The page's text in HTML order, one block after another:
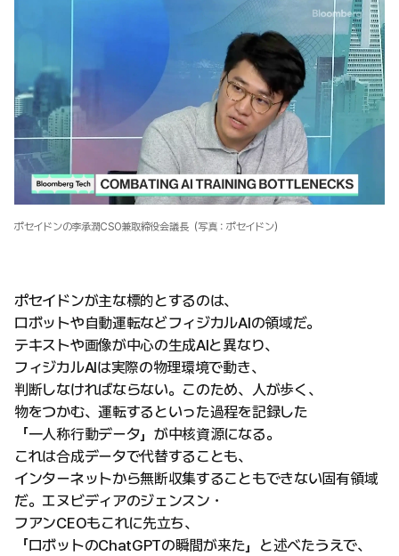
ポセイドンの李承潤CSO兼取締役会議長（写真：ポセイドン）
ポセイドンが主な標的とするのは、
ロボットや自動運転などフィジカルAIの領域だ。
テキストや画像が中心の生成AIと異なり、
フィジカルAIは実際の物理環境で動き、
判断しなければならない。このため、人が歩く、
物をつかむ、運転するといった過程を記録した
「一人称行動データ」が中核資源になる。
これは合成データで代替することも、
インターネットから無断収集することもできない固有領域
だ。エヌビディアのジェンスン・
フアンCEOもこれに先立ち、
「ロボットのChatGPTの瞬間が来た」と述べたうえで、